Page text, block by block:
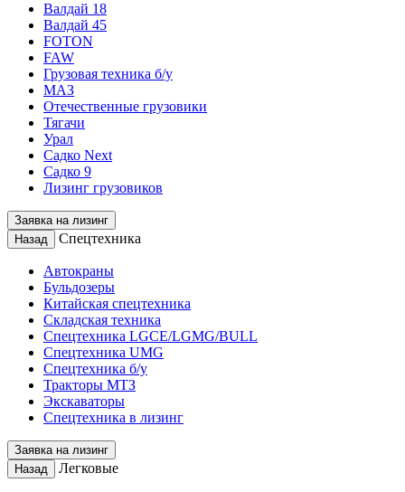
Валдай 18
Валдай 45
FOTON
FAW
Грузовая техника б/у
МАЗ
Отечественные грузовики
Тягачи
Урал
Садко Next
Садко 9
Лизинг грузовиков
Заявка на лизинг
Назад
Спецтехника
Автокраны
Бульдозеры
Китайская спецтехника
Складская техника
Спецтехника LGCE/LGMG/BULL
Спецтехника UMG
Спецтехника б/у
Тракторы МТЗ
Экскаваторы
Спецтехника в лизинг
Заявка на лизинг
Назад
Легковые